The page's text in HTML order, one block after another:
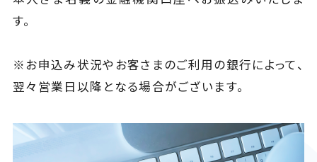
す。
※お申込み状況やお客さまのご利用の銀行によって、
翌々営業日以降となる場合がございます。